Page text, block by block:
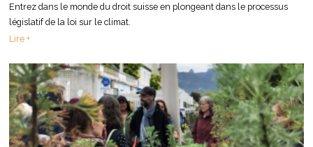
Entrez dans le monde du droit suisse en plongeant dans le processus
législatif de la loi sur le climat.
Lire +